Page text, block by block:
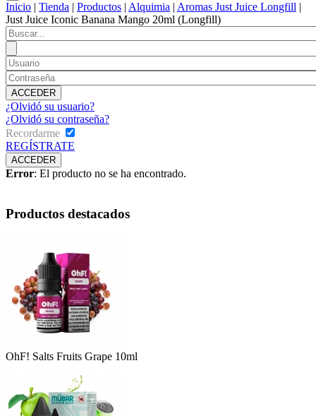
Inicio | Tienda | Productos | Alquimia | Aromas Just Juice Longfill |
Just Juice Iconic Banana Mango 20ml (Longfill)
¿Olvidó su usuario?
¿Olvidó su contraseña?
Recordarme
REGÍSTRATE
Error: El producto no se ha encontrado.
Productos destacados
OhF! Salts Fruits Grape 10ml